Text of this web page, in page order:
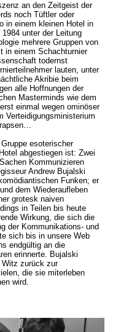
an den Zeitgeist der
noch Tüftler oder
in einem kleinen Hotel in
unter der Leitung
mehrere Gruppen von
in einem Schachturnier
todernst
lauten, unter
Akribie beim
alle Hoffnungen der
Masterminds wie dem
einmal wegen ominöser
Verteidigungsministerium
esoterischer
abgestiegen ist: Zwei
Kommunizieren
Andrew Bujalski
Funken; er
dem Wiederaufleben
grotesk naiven
in Teilen bis heute
Wirkung, die sich die
der Kommunikations- und
sich bis in unsere Web
endgültig an die
erinnerte. Bujalski
Witz zurück zur
die sie miterleben
wird.